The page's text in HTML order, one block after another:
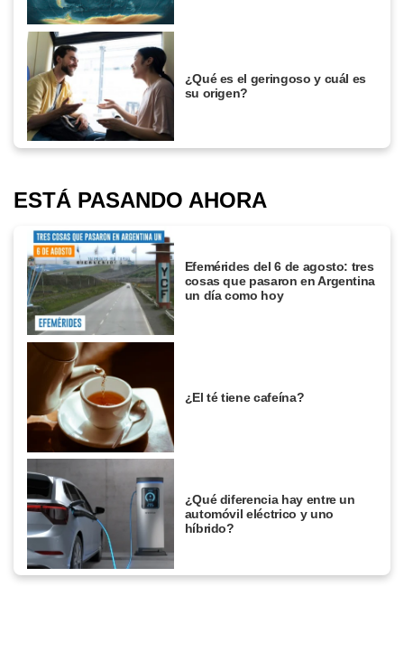
¿Qué es el geringoso y cuál es
su origen?
ESTÁ PASANDO AHORA
Efemérides del 6 de agosto: tres
cosas que pasaron en Argentina
un día como hoy
¿El té tiene cafeína?
¿Qué diferencia hay entre un
automóvil eléctrico y uno
híbrido?